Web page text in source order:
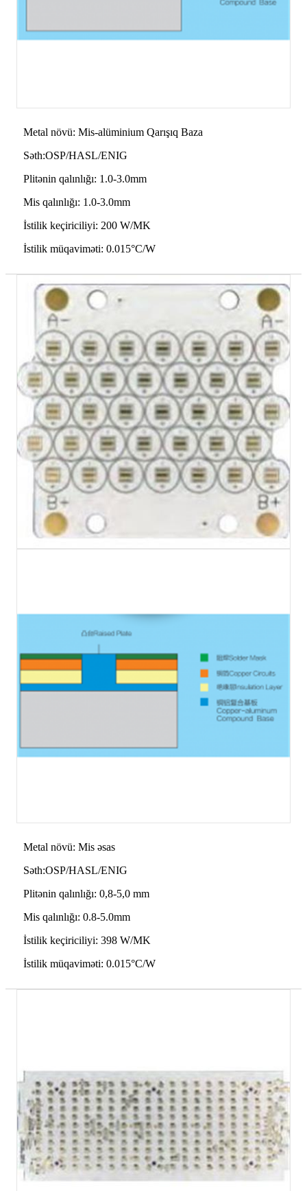
Metal növü: Mis-alüminium Qarışıq Baza
Səth:OSP/HASL/ENIG
Plitənin qalınlığı: 1.0-3.0mm
Mis qalınlığı: 1.0-3.0mm
İstilik keçiriciliyi: 200 W/MK
İstilik müqaviməti: 0.015°C/W
Metal növü: Mis əsas
Səth:OSP/HASL/ENIG
Plitənin qalınlığı: 0,8-5,0 mm
Mis qalınlığı: 0.8-5.0mm
İstilik keçiriciliyi: 398 W/MK
İstilik müqaviməti: 0.015°C/W